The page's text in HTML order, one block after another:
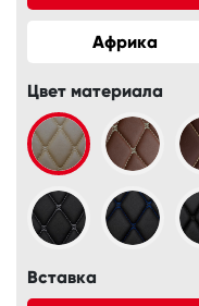
Африка
Цвет материала
Вставка